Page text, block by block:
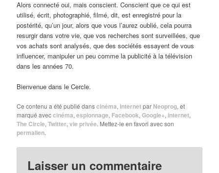
Alors connecté oui, mais conscient. Conscient que ce qui est
utilisé, écrit, photographié, filmé, dit, est enregistré pour la
postérité, qu’un jour, alors que vous l’aurez oublié, cela pourra
resurgir dans votre vie, que vos recherches sont surveillées, que
vos achats sont analysés, que des sociétés essayent de vous
influencer, manipuler un peu comme la publicité à la télévision
dans les années 70.
Bienvenue dans le Cercle.
Ce contenu a été publié danscinéma, Internetpar Neoprog, et
marqué aveccinéma,espionnage, Facebook,Google+, internet,
The Circle,Twitter,vie privée. Mettez-le en favori avec son
permalien.
Laisser un commentaire